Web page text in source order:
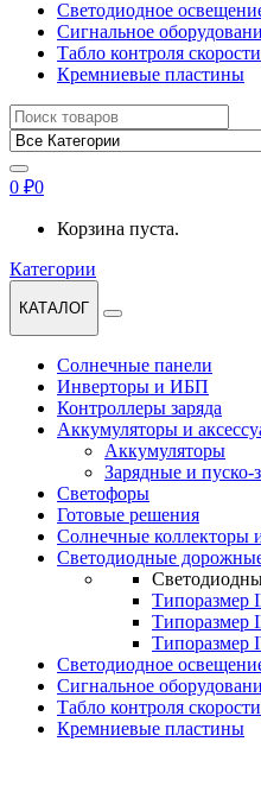
Светодиодное
Сигнальное
Табло контроля скорости
Кремниевые пластины
Найти:
0 ₽0
Корзина пуста.
Категории
КАТАЛОГ
Солнечные панели
Инверторы и ИБП
Контроллеры заряда
Аккумуляторы и
Аккумуляторы
Зарядные и пуско-
Светофоры
Готовые решения
Солнечные коллекторы
Светодиодные
Типоразмер
Типоразмер
Типоразмер
Светодиодное
Сигнальное
Табло контроля скорости
Кремниевые пластины